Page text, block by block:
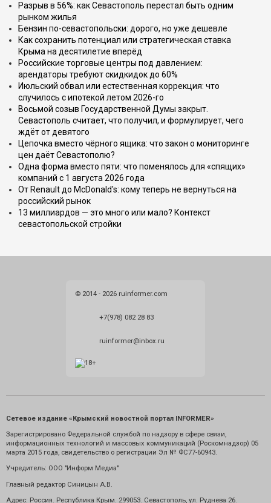
Разрыв в 56%: как Севастополь перестал быть одним
рынком жилья
Бензин по-севастопольски: дорого, но уже дешевле
Как сохранить потенциал или стратегическая ставка
Крыма на десятилетие вперёд
Российские торговые центры под давлением:
арендаторы требуют скидкидок до 60%
Июльский обвал или естественная коррекция: что
случилось с ипотекой летом 2026-го
Восьмой созыв Государственной Думы закрыт.
Севастополь считает, что получил, и формулирует, чего
ждёт от девятого
Цепочка вместо чёрного ящика: что закон о мониторинге
цен даёт Севастополю?
Одна форма вместо пяти: что поменялось для «спящих»
компаний с 1 августа 2026 года
От Renault до McDonald's: кому теперь не вернуться на
российский рынок
13 миллиардов — это много или мало? Контекст
севастопольской стройки
© 2014 - 2026 ruinformer.com
+7(978) 082 28 83
ruinformer@inbox.ru
Сетевое издание «Крымский новостной портал INFORMER»
Зарегистрировано Федеральной службой по надзору в сфере связи,
информационных технологий и массовых коммуникаций (Роскомнадзор) 05
марта 2015 года, свидетельство о регистрации Эл № ФС77-60943.
Учредитель: ООО "Информ Медиа"
Главный редактор Синицын А.В.
Адрес: Россия. Республика Крым. 299053. Севастополь, ул. Руднева 26.